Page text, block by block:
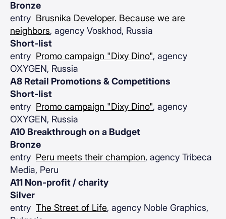
Bronze
entry Brusnika Developer. Because we are
neighbors, agency Voskhod, Russia
Short-list
entry Promo campaign "Dixy Dino", agency
OXYGEN, Russia
A8 Retail Promotions & Competitions
Short-list
entry Promo campaign "Dixy Dino", agency
OXYGEN, Russia
A10 Breakthrough on a Budget
Bronze
entry Peru meets their champion, agency Tribeca
Media, Peru
A11 Non-profit / charity
Silver
entry The Street of Life, agency Noble Graphics,